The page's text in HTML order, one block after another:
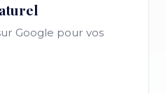
Google pour vos